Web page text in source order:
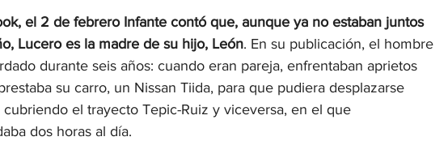
el 2 de febrero Infante contó que, aunque ya no estaban juntos
Lucero es la madre de su hijo, León. En su publicación, el hombre
durante seis años: cuando eran pareja, enfrentaban aprietos
su carro, un Nissan Tiida, para que pudiera desplazarse
el trayecto Tepic-Ruiz y viceversa, en el que
dos horas al día.